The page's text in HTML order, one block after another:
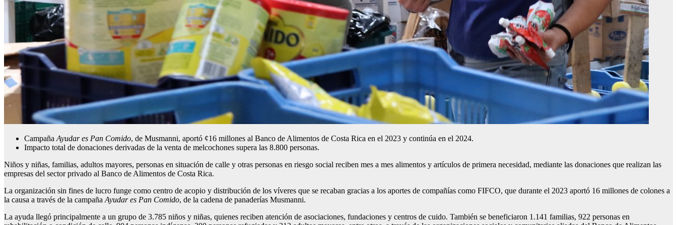
CampañaAyudar es Pan Comido, de Musmanni, aportó ¢16 millones al Banco de Alimentos de Costa Rica en el 2023 y continúa en el 2024.
Impacto total de donaciones derivadas de la venta de melcochones supera las 8.800 personas.
Niños y niñas, familias, adultos mayores, personas en situación de calle y otras personas en riesgo social reciben mes a mes alimentos y artículos de primera necesidad, mediante las donaciones que realizan las
empresas del sector privado al Banco de Alimentos de Costa Rica.
La organización sin fines de lucro funge como centro de acopio y distribución de los víveres que se recaban gracias a los aportes de compañías como FIFCO, que durante el 2023 aportó 16 millones de colones a
la causa a través de la campañaAyudar es Pan Comido, de la cadena de panaderías Musmanni.
La ayuda llegó principalmente a un grupo de 3.785 niños y niñas, quienes reciben atención de asociaciones, fundaciones y centros de cuido. También se beneficiaron 1.141 familias, 922 personas en